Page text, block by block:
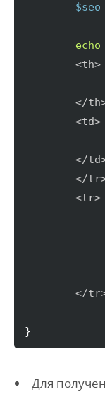
echo
</
}
Для